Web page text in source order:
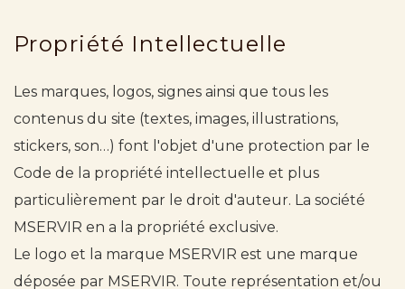
Propriété Intellectuelle
Les marques, logos, signes ainsi que tous les
contenus du site (textes, images, illustrations,
stickers, son…) font l'objet d'une protection par le
Code de la propriété intellectuelle et plus
particulièrement par le droit d'auteur. La société
MSERVIR en a la propriété exclusive.
Le logo et la marque MSERVIR est une marque
déposée par MSERVIR. Toute représentation et/ou